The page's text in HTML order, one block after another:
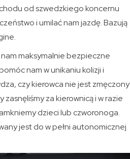
od szwedzkiego koncernu
i umilać nam jazdę. Bazują
maksymalnie bezpieczne
nam w unikaniu kolizji i
czy kierowca nie jest zmęczony
za kierownicą i w razie
dzieci lub czworonoga.
jest do w pełni autonomicznej